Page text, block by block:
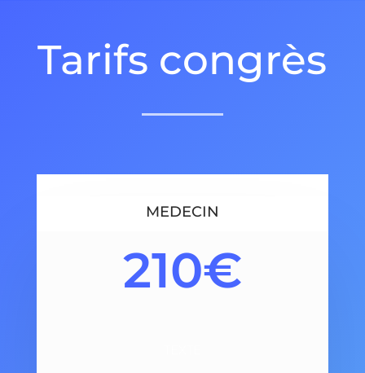
Tarifs congrès
MEDECIN
210€